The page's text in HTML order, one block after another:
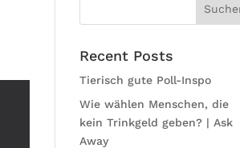
Recent Posts
Tierisch gute Poll-Inspo
Wie wählen Menschen, die
kein Trinkgeld geben? | Ask
Away